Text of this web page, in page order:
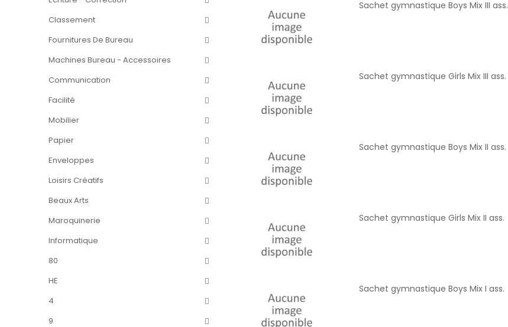
Classement
Fournitures De Bureau
Machines Bureau - Accessoires
Communication
Facilité
Mobilier
Papier
Enveloppes
Loisirs Créatifs
Beaux Arts
Maroquinerie
Informatique
80
HE
4
9
Sachet gymnastique Boys Mix III ass.
Sachet gymnastique Girls Mix III ass.
Sachet gymnastique Boys Mix II ass.
Sachet gymnastique Girls Mix II ass.
Sachet gymnastique Boys Mix I ass.